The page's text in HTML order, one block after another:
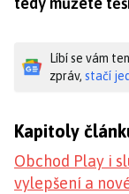
Líbí se vám
zpráv, stačí
Kapitoly
Obchod Play i
vylepšení a